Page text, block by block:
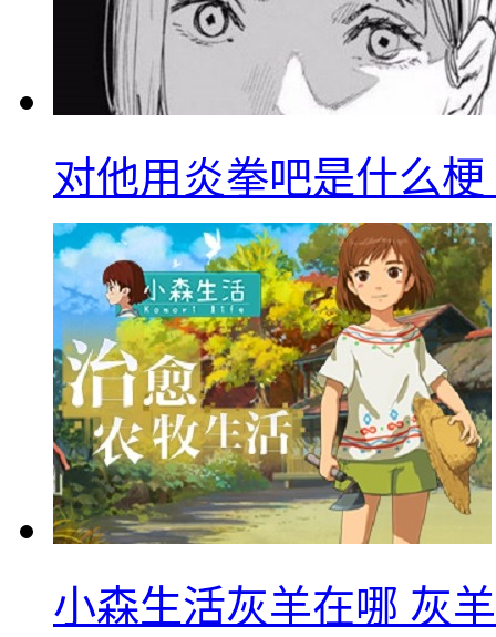
对他用炎拳吧是什么
小森生活灰羊在哪 灰